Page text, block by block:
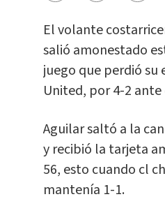
El volante
salió amonestado
juego que perdió su
United, por 4-2 ante
Aguilar saltó a la
y recibió la tarjeta
56, esto cuando cl
mantenía 1-1.